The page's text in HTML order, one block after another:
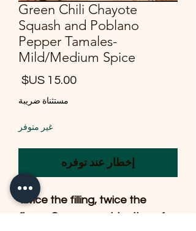
Green Chili Chayote
Squash and Poblano
Pepper Tamales-
Mild/Medium Spice
مستثناة ضريبة
غير متوفر
إخطار عند توفره
Twice the filling, twice the
flavor. Savory combination of